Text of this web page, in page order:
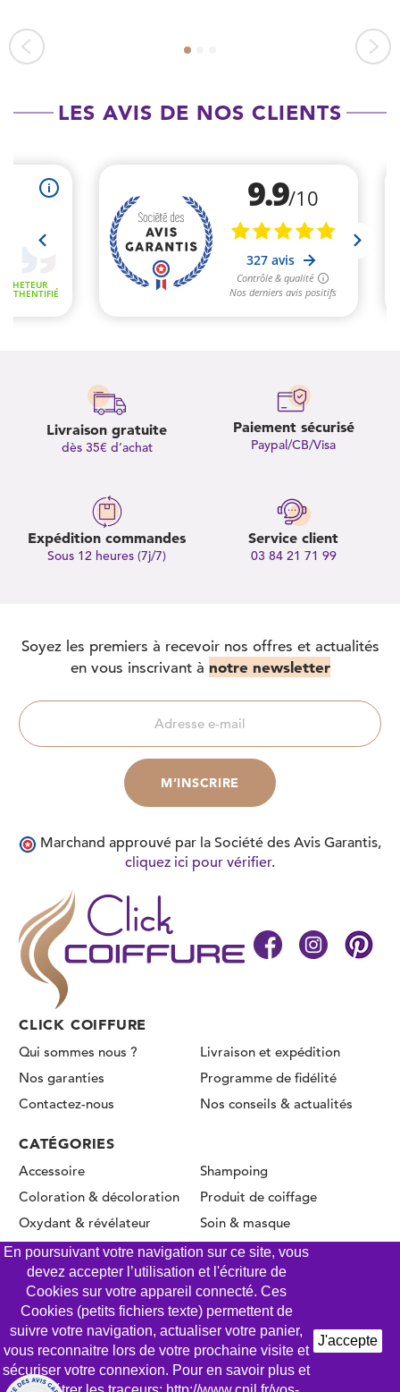
LES AVIS DE NOS CLIENTS
Livraison gratuite
dès 35€ d’achat
Paiement sécurisé
Paypal/CB/Visa
Expédition commandes
Sous 12 heures (7j/7)
Service client
03 84 21 71 99
CLICK COIFFURE
Qui sommes nous ?
Livraison et expédition
Nos garanties
Programme de fidélité
Contactez-nous
Nos conseils & actualités
CATÉGORIES
Accessoire
Coloration & décoloration
Oxydant & révélateur
Permanente & Lissage
Shampoing
Produit de coiffage
Soin & masque
Soyez les premiers à recevoir nos offres et actualités
en vous inscrivant à notre newsletter
Marchand approuvé par la Société des Avis Garantis,
cliquez ici pour vérifier.
En poursuivant votre navigation sur ce site, vous
devez accepter l’utilisation et l'écriture de
Cookies sur votre appareil connecté. Ces
Cookies (petits fichiers texte) permettent de
suivre votre navigation, actualiser votre panier,
vous reconnaitre lors de votre prochaine visite et
sécuriser votre connexion. Pour en savoir plus et
J'accepte
© CLICK COIFFURE 2026 - Tous droits réservés
Mentions légales
Conditions Générales de Vente
Gestion des Cookies
Politique de confidentialité